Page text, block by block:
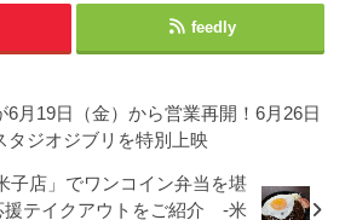
feedly
6月19日（金）から営業再開！6月26日
タジオジブリを特別上映
子店」でワンコイン弁当を堪
援テイクアウトをご紹介 -米